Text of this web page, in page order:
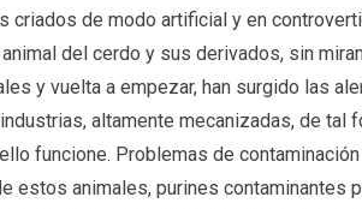
criados de modo artificial y en
del cerdo y sus derivados, sin
y vuelta a empezar, han surgido las
altamente mecanizadas, de tal
funcione. Problemas de
estos animales, purines contaminantes